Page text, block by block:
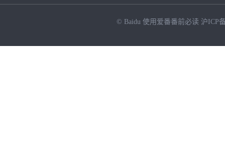
© Baidu 使用爱番番前必读 沪ICP